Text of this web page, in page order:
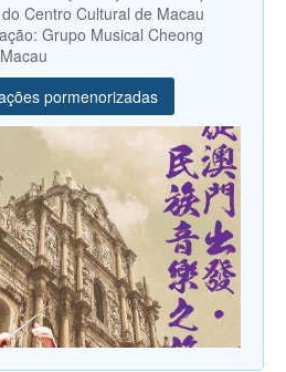
Centro Cultural de Macau
Grupo Musical Cheong
pormenorizadas